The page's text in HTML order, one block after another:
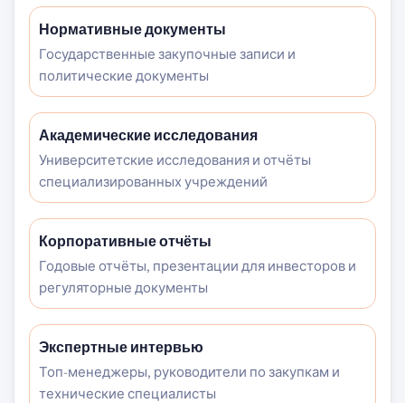
Нормативные документы
Государственные закупочные записи и
политические документы
Академические исследования
Университетские исследования и отчёты
специализированных учреждений
Корпоративные отчёты
Годовые отчёты, презентации для инвесторов и
регуляторные документы
Экспертные интервью
Топ-менеджеры, руководители по закупкам и
технические специалисты